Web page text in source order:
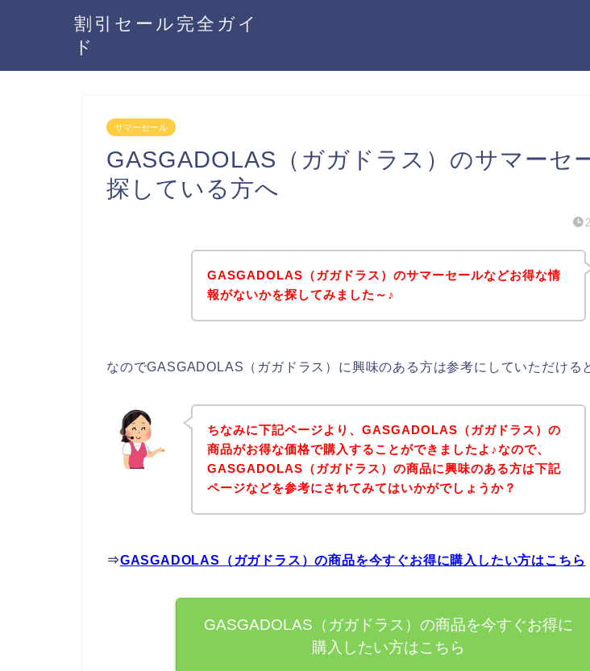
割引セール完全ガイ
ド
サマーセール
GASGADOLAS（ガガドラス）のサマーセ
探している方へ
GASGADOLAS（ガガドラス）のサマーセールなどお得な情
報がないかを探してみました～♪
なのでGASGADOLAS（ガガドラス）に興味のある方は参考にしていただける
ちなみに下記ページより、GASGADOLAS（ガガドラス）の
商品がお得な価格で購入することができましたよ♪なので、
GASGADOLAS（ガガドラス）の商品に興味のある方は下記
ページなどを参考にされてみてはいかがでしょうか？
⇒GASGADOLAS（ガガドラス）の商品を今すぐお得に購入したい方はこちら
GASGADOLAS（ガガドラス）の商品を今すぐお得に
購入したい方はこちら